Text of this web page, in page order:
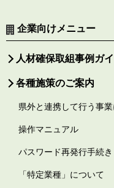
企業向けメニュー
人材確保取組事例ガ
各種施策のご案内
県外と連携して行う事
操作マニュアル
パスワード再発行手続き
「特定業種」について